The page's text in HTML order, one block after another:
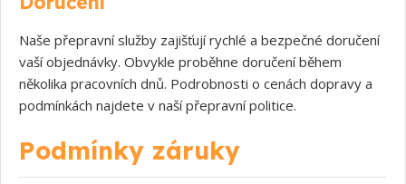
Naše přepravní služby zajišťují rychlé a bezpečné doručení
vaší objednávky. Obvykle proběhne doručení během
několika pracovních dnů. Podrobnosti o cenách dopravy a
podmínkách najdete v naší přepravní politice.
Podmínky záruky